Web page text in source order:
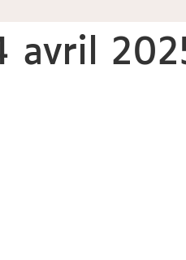
avril